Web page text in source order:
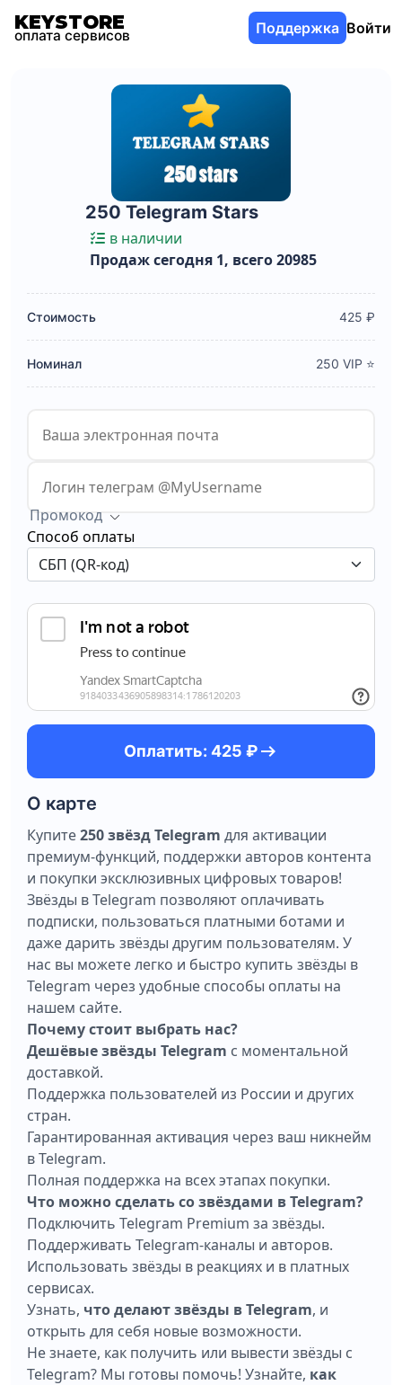
KEYSTORE
оплата сервисов Поддержка Войти
250 Telegram Stars
в наличии
Продаж сегодня 1, всего 20985
Стоимость 425 ₽
Номинал 250 VIP ⭐
Промокод
Способ оплаты
Оплатить: 425 ₽arrow_right_alt
О карте
Купите250 звёзд Telegram для активации
премиум-функций, поддержки авторов контента
и покупки эксклюзивных цифровых товаров!
Звёзды в Telegram позволяют оплачивать
подписки, пользоваться платными ботами и
даже дарить звёзды другим пользователям. У
нас вы можете легко и быстро купить звёзды в
Telegram через удобные способы оплаты на
нашем сайте.
Почему стоит выбрать нас?
Дешёвые звёзды Telegram с моментальной
доставкой.
Поддержка пользователей из России и других
стран.
Гарантированная активация через ваш никнейм
в Telegram.
Полная поддержка на всех этапах покупки.
Что можно сделать со звёздами в Telegram?
Подключить Telegram Premium за звёзды.
Поддерживать Telegram-каналы и авторов.
Использовать звёзды в реакциях и в платных
сервисах.
Узнать, что делают звёзды в Telegram, и
открыть для себя новые возможности.
Не знаете, как получить или вывести звёзды с
Telegram? Мы готовы помочь! Узнайте, как